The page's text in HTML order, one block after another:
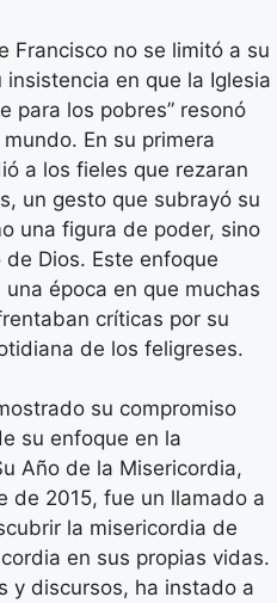
Francisco no se limitó a su
en que la Iglesia
para los pobres” resonó
En su primera
a los fieles que rezaran
un gesto que subrayó su
una figura de poder, sino
Dios. Este enfoque
época en que muchas
críticas por su
de los feligreses.
su compromiso
su enfoque en la
Año de la Misericordia,
de 2015, fue un llamado a
la misericordia de
en sus propias vidas.
y discursos, ha instado a